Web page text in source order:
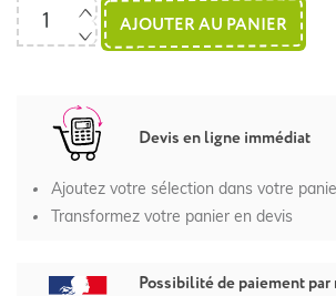
AJOUTER AU PANIER
Devis en ligne immédiat
Ajoutez votre sélection dans votre
Transformez votre panier en devis
Possibilité de paiement par